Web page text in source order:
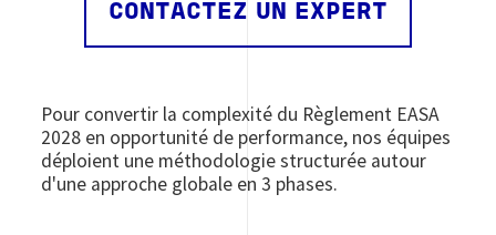
CONTACTEZ UN EXPERT
Pour convertir la complexité du Règlement EASA
2028 en opportunité de performance, nos équipes
déploient une méthodologie structurée autour
d'une approche globale en 3 phases.